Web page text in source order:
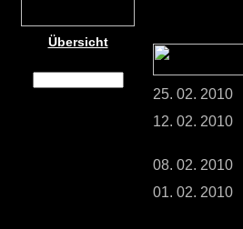
Übersicht
25. 02. 2010
12. 02. 2010
08. 02. 2010
01. 02. 2010